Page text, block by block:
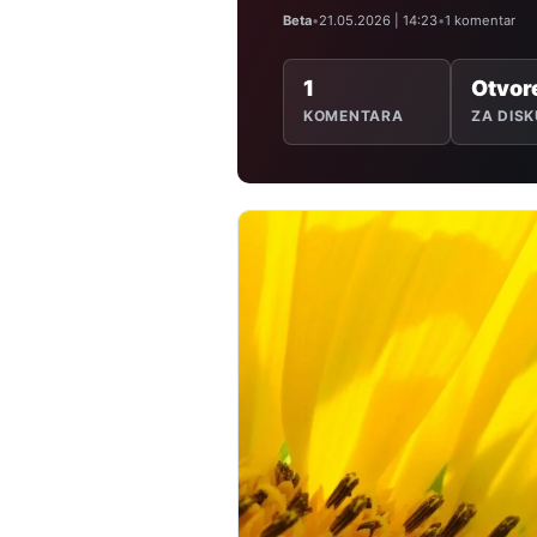
Beta•21.05.2026 | 14:23•1 komentar
1
KOMENTARA ZA